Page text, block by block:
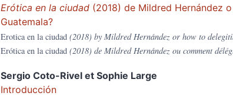
Erótica en la ciudad (2018) de Mildred Hernández
Guatemala?
Erotica en la ciudad (2018) by Mildred Hernández or how to
Erótica en la ciudad (2018) de MildredHernández ou comment
Sergio Coto-Rivel et Sophie Large
Introducción